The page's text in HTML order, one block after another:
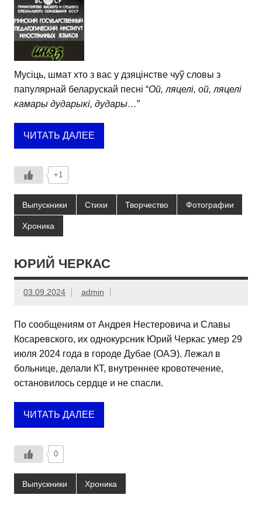
Мусіць, шмат хто з вас у дзяцінстве чуў словы з
папулярнай беларускай песні “Ой, ляцелі, ой, ляцелі
камары дударыкі, дудары…”
ЧИТАТЬ ДАЛЕЕ
+1
Выпускники Стихи Творчество Фотографии
Хроника
ЮРИЙ ЧЕРКАС
03.09.2024 admin
По сообщениям от Андрея Нестеровича и Славы
Косаревского, их однокурсник Юрий Черкас умер 29
июля 2024 года в городе Дубае (ОАЭ). Лежал в
больнице, делали КТ, внутреннее кровотечение,
остановилось сердце и не спасли.
ЧИТАТЬ ДАЛЕЕ
0
Выпускники Хроника